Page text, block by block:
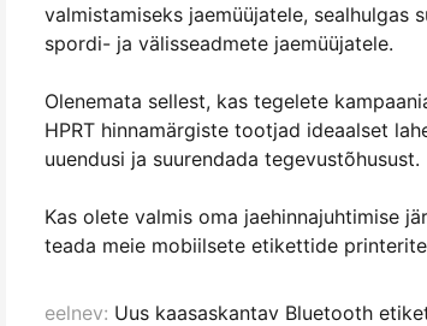
valmistamiseks jaemüüjatele,
spordi- ja välisseadmete jaemüüjatele.
Olenemata sellest, kas tegelete
HPRT hinnamärgiste tootjad ideaalset
uuendusi ja suurendada tegevustõhusust.
Kas olete valmis oma jaehinnajuhtimise
teada meie mobiilsete etikettide
eelnev: Uus kaasaskantav Bluetooth